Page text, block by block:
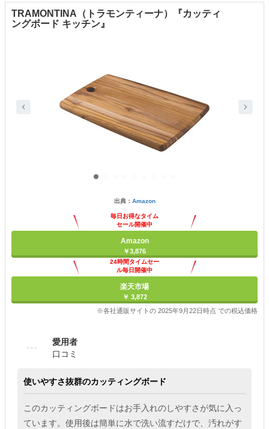
TRAMONTINA（トラモンティーナ）『カッティ
ングボード キッチン』
出典： Amazon
毎日お得なタイム
セール開催中
Amazon
￥3,876
24時間タイムセー
ル毎日開催中
楽天市場
￥ 3,872
※各社通販サイトの 2025年9月22日時点 での税込価格
愛用者
口コミ
使いやすさ抜群のカッティングボード
このカッティングボードはお手入れのしやすさが気に入っ
ています。使用後は簡単に水で洗い流すだけで、汚れがす